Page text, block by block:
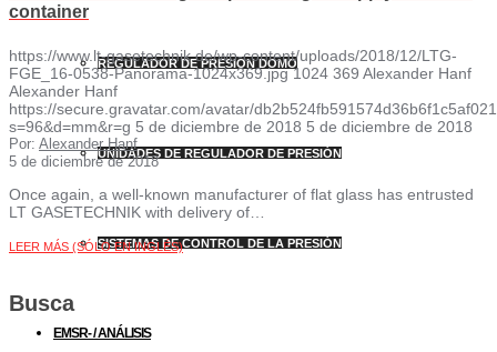
REGULADOR DE PRESIÓN DOMO
UNIDADES DE REGULADOR DE PRESIÓN
SISTEMAS DE CONTROL DE LA PRESIÓN
EMSR- / ANÁLISIS
container
https://www.lt-gasetechnik.de/wp-content/uploads/2018/12/LTG-
FGE_16-0538-Panorama-1024x369.jpg 1024 369 Alexander Hanf
Alexander Hanf
https://secure.gravatar.com/avatar/
s=96&d=mm&r=g 5 de diciembre de 2018 5 de diciembre de 2018
Por: Alexander Hanf
5 de diciembre de 2018
Once again, a well-known manufacturer of flat glass has entrusted
LT GASETECHNIK with delivery of…
LEER MÁS (SÓLO EN INGLÉS)
Busca